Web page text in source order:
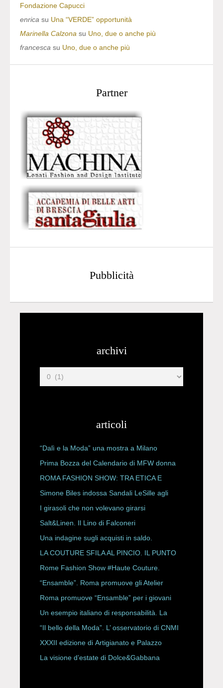
Fondazione Capucci
enrica su Una “VERDE” opportunità
Marinella Calzona su Uno, due o anche più
francesca su Uno, due o anche più
Partner
Pubblicità
archivi
articoli
“Dalì e la Moda” una mostra a Milano
Prima Bozza del Calendario di MFW donna
P/E 2027
ROMA FASHION SHOW: TRA ETICA E
HAUTE COUTURE
Simone Biles indossa Sandali LeSille agli
ESPY Awards 2026
I girasoli che non volevano girarsi
Salt&Linen. Il Lino di Falconeri
Una indagine sugli acquisti in saldo.
LA COUTURE SFILA AL PINCIO. IL PUNTO
CON ALESSANDRO ONORATO E
ROBERTA ANGELILLI
Rome Fashion Show #Haute Couture.
“Ensamble”. Roma promuove gli Atelier
Storici
Roma promuove “Ensamble” per i giovani
Un esempio italiano di responsabilità. La
Rete Slow Fiber
“Il bello della Moda”. L’ osservatorio di CNMI
XXXII edizione di Artigianato e Palazzo
La visione d’estate di Dolce&Gabbana